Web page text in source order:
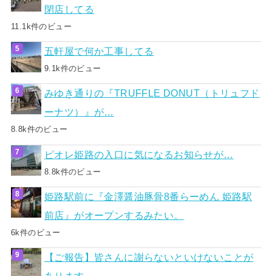
閉店してる
11.1k件のビュー
五軒屋で何か工事してる
9.1k件のビュー
みゆき通りの『TRUFFLE DONUT（トリュフド
ーナツ）』が…
8.8k件のビュー
ピオレ姫路の入口に気になるお知らせが…
8.8k件のビュー
姫路駅前に『金澤醤油豚骨8番らーめん 姫路駅
前店』がオープンするみたい。
6k件のビュー
【ご報告】皆さんに謝らないといけないことが